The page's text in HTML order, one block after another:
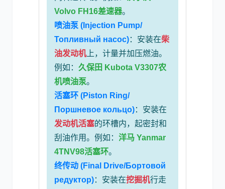
Volvo FH16差速器。
喷油泵 (Injection Pump/
Топливный насос)：安装在柴
油发动机上，计量并加压燃油。
例如： 久保田 Kubota V3307农
机喷油泵。
活塞环 (Piston Ring/
Поршневое кольцо)：安装在
发动机活塞的环槽内，起密封和
刮油作用。例如： 洋马 Yanmar
4TNV98活塞环。
终传动 (Final Drive/Бортовой
редуктор)：安装在挖掘机行走